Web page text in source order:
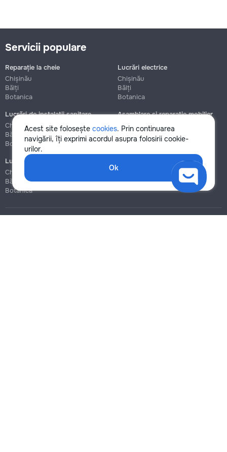
Acest site folosește cookies. Prin continuarea
navigării, îți exprimi acordul asupra folosirii cookie-
urilor.
Ok
Servicii populare
Reparație la cheie
Chișinău
Bălți
Botanica
Lucrări electrice
Chișinău
Bălți
Botanica
Lucrări de instalații sanitare
Chișinău
Bălți
Botanica
Asamblare și reparație mobilier
Chișinău
Botanica
Lucrări de construcție și instalare
Chișinău
Bălți
Botanica